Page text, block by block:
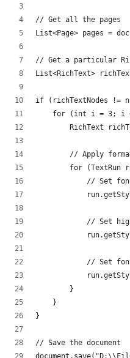
// Get all the pages
List<Page> pages =
// Get a particular
List<RichText>
if (richTextNodes !=
for (int i = 3; i
RichText
// Apply
for (TextRun
// Set
// Set
// Set
        }
    }
}
// Save the document